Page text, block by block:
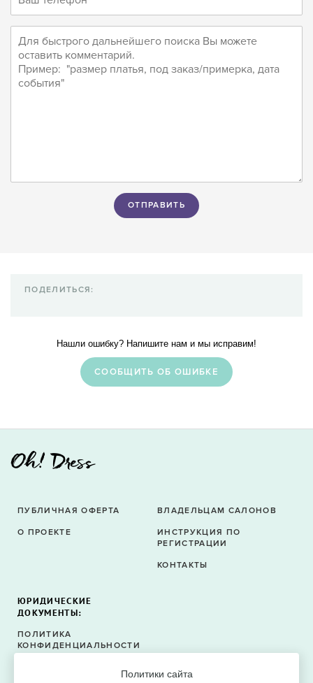
Нашли ошибку? Напишите нам и мы исправим!
CООБЩИТЬ ОБ ОШИБКЕ
ПОДЕЛИТЬСЯ:
Политики сайта
ПУБЛИЧНАЯ ОФЕРТА
О ПРОЕКТЕ
ВЛАДЕЛЬЦАМ САЛОНОВ
ИНСТРУКЦИЯ ПО
РЕГИСТРАЦИИ
КОНТАКТЫ
ЮРИДИЧЕСКИЕ
ДОКУМЕНТЫ:
ПОЛИТИКА
КОНФИДЕНЦИАЛЬНОСТИ